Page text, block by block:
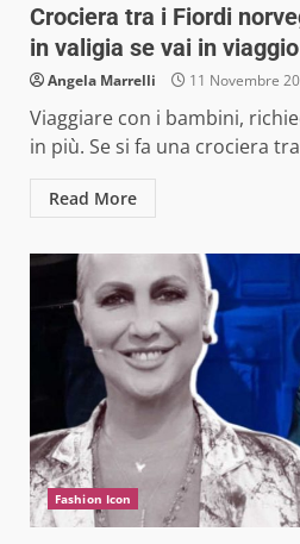
Crociera tra i Fiordi
in valigia se vai in
Angela Marrelli 11 Novembre
Viaggiare con i bambini,
in più. Se si fa una crociera
Read More
Fashion Icon